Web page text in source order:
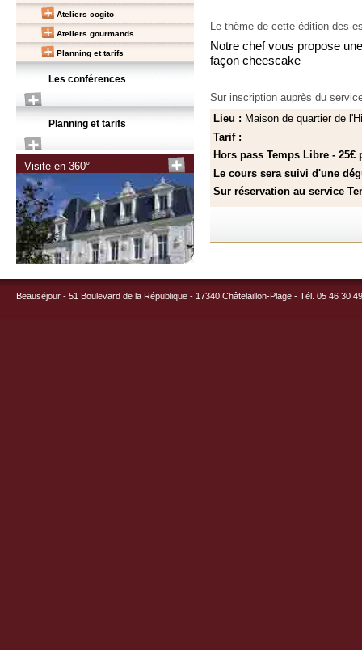
Ateliers cogito
Ateliers gourmands
Planning et tarifs
Les conférences
Planning et tarifs
Visite en 360°
Le thème de cette édition des
Notre chef vous propose
façon cheescake
Sur inscription auprès du
Lieu : Maison de quartier de
Tarif :
Hors pass Temps Libre -
Le cours sera suivi d'une
Sur réservation au service
Beauséjour - 51 Boulevard de la République - 17340 Châtelaillon-Plage - Tél. 05 46 30